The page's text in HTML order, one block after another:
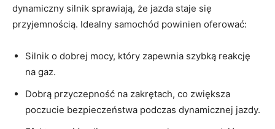
dynamiczny silnik sprawiają, że jazda staje się
przyjemnością. Idealny samochód powinien oferować:
Silnik o dobrej mocy,‌ który zapewnia szybką reakcję
na gaz.
Dobrą ⁢przyczepność na zakrętach, co⁣ zwiększa
poczucie bezpieczeństwa podczas dynamicznej ⁤jazdy.